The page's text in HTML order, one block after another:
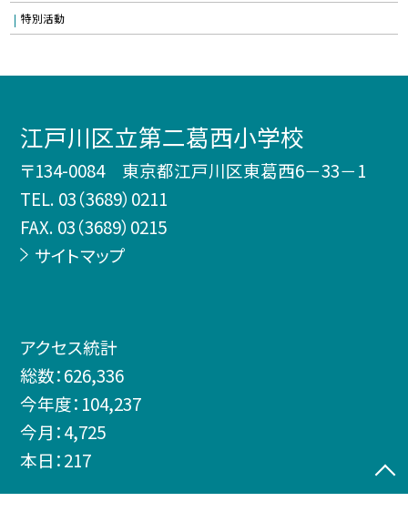
特別活動
江戸川区立第二葛西小学校
〒134-0084 東京都江戸川区東葛西6－33－1
TEL. 03（3689）0211
FAX. 03（3689）0215
サイトマップ
アクセス統計
総数：626,336
今年度： 104,237
今月：4,725
本日：217